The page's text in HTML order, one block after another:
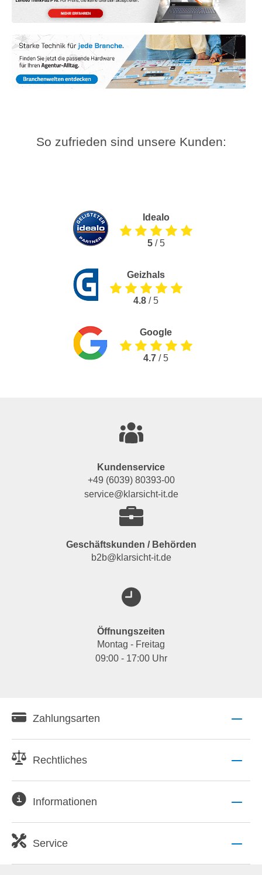
So zufrieden sind unsere Kunden:
Idealo
5/ 5
Geizhals
4.8 / 5
Google
4.7 / 5
Kundenservice
+49 (6039) 80393-00
service@klarsicht-it.de
Geschäftskunden / Behörden
b2b@klarsicht-it.de
Öffnungszeiten
Montag - Freitag
09:00 - 17:00 Uhr
Zahlungsarten
Rechtliches
Informationen
Service